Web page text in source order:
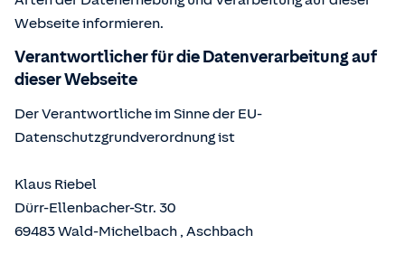
Webseite informieren.
Verantwortlicher für die Datenverarbeitung auf
dieser Webseite
Der Verantwortliche im Sinne der EU-
Datenschutzgrundverordnung ist
Klaus Riebel
Dürr-Ellenbacher-Str. 30
69483Wald-Michelbach , Aschbach